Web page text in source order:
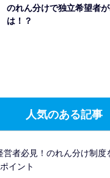
のれん分けで独立希望者
は！？
人気のある記事
営者必見！のれん分け制
イント